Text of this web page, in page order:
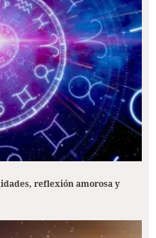
reflexión amorosa y